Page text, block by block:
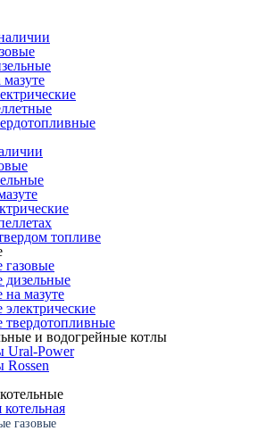
топливе
газовые
дизельные
мазуте
твердотопливные
и водогрейные котлы
Ural-Power
Rossen
газовые